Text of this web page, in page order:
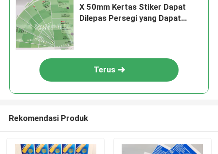
X 50mm Kertas Stiker Dapat
Dilepas Persegi yang Dapat
Terus
Rekomendasi Produk